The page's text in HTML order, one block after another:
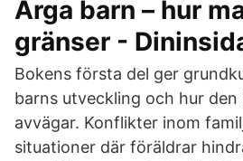
Arga barn – hur
gränser -
Bokens första del ger
barns utveckling och hur den
avvägar. Konflikter inom
situationer där föräldrar